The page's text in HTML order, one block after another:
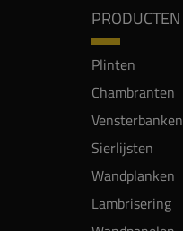
PRODUCTEN
Plinten
Chambranten
Vensterbanken
Sierlijsten
Wandplanken
Lambrisering